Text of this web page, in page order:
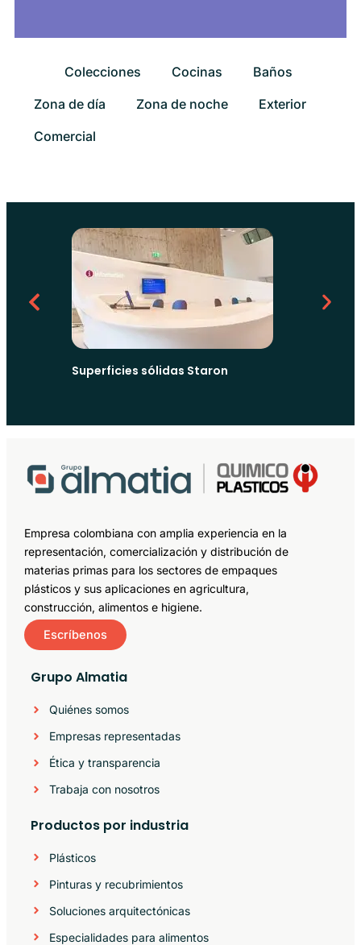
Colecciones Cocinas
Baños
Zona de día
Zona de noche
Exterior
Comercial
Superficies sólidas Staron
Empresa colombiana con amplia experiencia en la
representación, comercialización y distribución de
materias primas para los sectores de empaques
plásticos y sus aplicaciones en agricultura,
construcción, alimentos e higiene.
Escríbenos
Grupo Almatia
Quiénes somos
Empresas representadas
Ética y transparencia
Trabaja con nosotros
Productos por industria
Plásticos
Pinturas y recubrimientos
Soluciones arquitectónicas
Especialidades para alimentos